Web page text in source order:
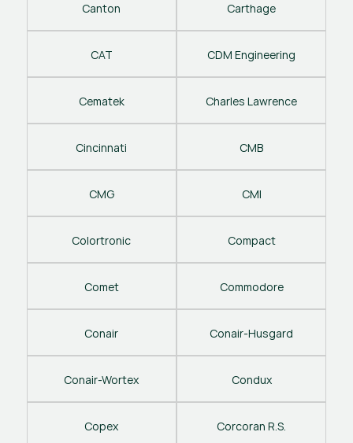
Canton Carthage
CAT CDM Engineering
Cematek Charles Lawrence
Cincinnati CMB
CMG CMI
Colortronic Compact
Comet Commodore
Conair Conair-Husgard
Conair-Wortex Condux
Copex Corcoran R.S.